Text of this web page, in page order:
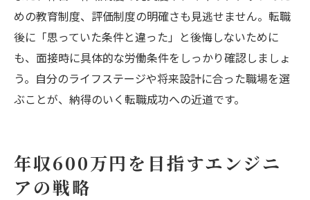
めの教育制度、評価制度の明確さも見逃せません。転職
後に「思っていた条件と違った」と後悔しないために
も、面接時に具体的な労働条件をしっかり確認しましょ
う。自分のライフステージや将来設計に合った職場を選
ぶことが、納得のいく転職成功への近道です。
年収600万円を目指すエンジニ
アの戦略